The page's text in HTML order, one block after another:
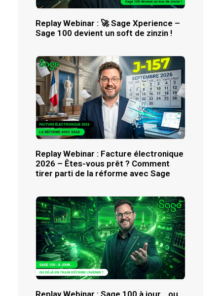
Replay Webinar : 🚀 Sage Xperience –
Sage 100 devient un soft de zinzin !
Replay Webinar : Facture électronique
2026 – Êtes-vous prêt ? Comment
tirer parti de la réforme avec Sage
Replay Webinar : Sage 100 à jour… ou